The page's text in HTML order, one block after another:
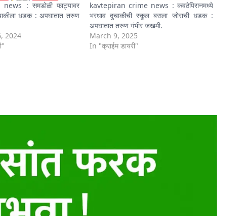
: समडोळी फाट्यावर
धडक : अपघातात तरुण
2024
kavtepiran crime news : कवठेपिरानमध्ये
भरधाव दुचाकीची स्कूल बसला जोराची धडक :
अपघातात तरुण गंभीर जखमी.
March 9, 2025
In "क्राईम डायरी"